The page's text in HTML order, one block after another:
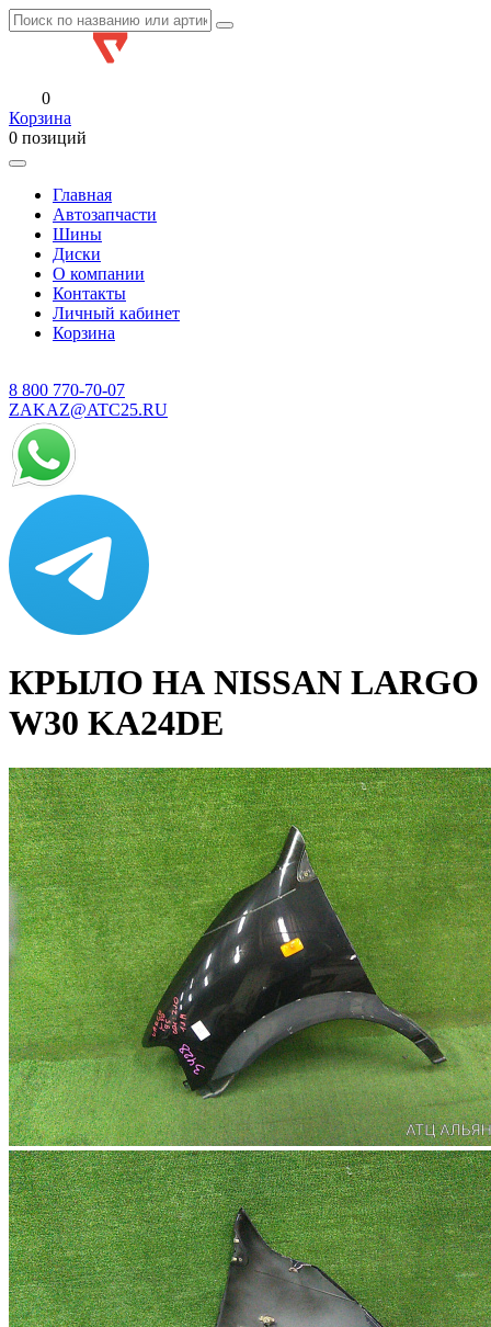
0
Корзина
0 позиций
Главная
Автозапчасти
Шины
Диски
О компании
Контакты
Личный кабинет
Корзина
8 800 770-70-07
ZAKAZ@ATC25.RU
КРЫЛО НА NISSAN LARGO
W30 KA24DE